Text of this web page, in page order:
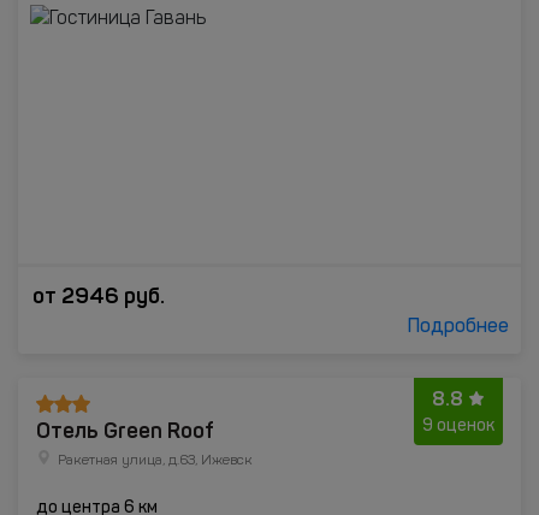
от 2946 руб.
Подробнее
8.8
9 оценок
Отель Green Roof
Ракетная улица, д.63, Ижевск
до центра 6 км